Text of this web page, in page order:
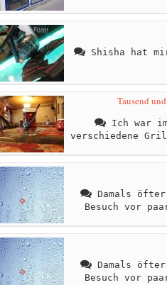
Shisha hat
Tausend
Ich war
verschiedene
Damals
Besuch vor
Damals
Besuch vor